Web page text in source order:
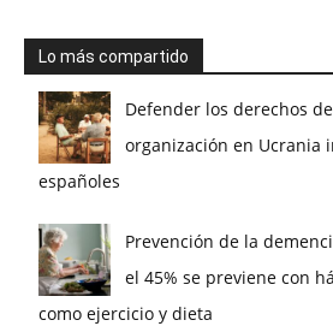
Lo más compartido
Defender los derechos
organización en Ucrania
españoles
Prevención de la
el 45% se previene con
como ejercicio y dieta